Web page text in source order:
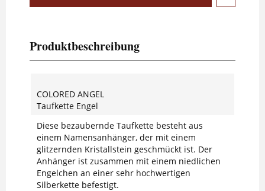
Produktbeschreibung
COLORED ANGEL
Taufkette Engel
Diese bezaubernde Taufkette besteht aus
einem Namensanhänger, der mit einem
glitzernden Kristallstein geschmückt ist. Der
Anhänger ist zusammen mit einem niedlichen
Engelchen an einer sehr hochwertigen
Silberkette befestigt.